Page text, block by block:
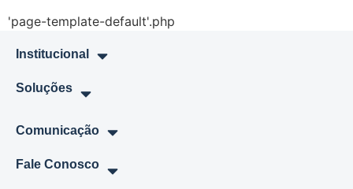
'page-template-default'.php
Institucional
Soluções
Comunicação
Fale Conosco